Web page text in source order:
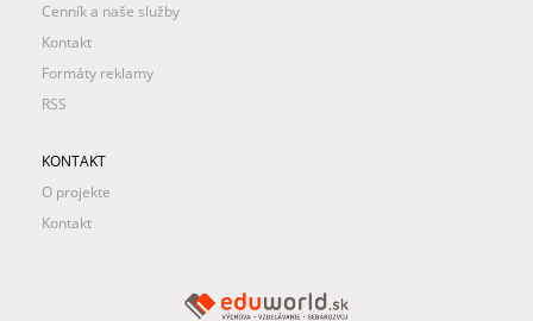
Cenník a naše služby
Kontakt
Formáty reklamy
RSS
KONTAKT
O projekte
Kontakt